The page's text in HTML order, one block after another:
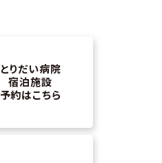
とりだい病院
宿泊施設
予約はこちら